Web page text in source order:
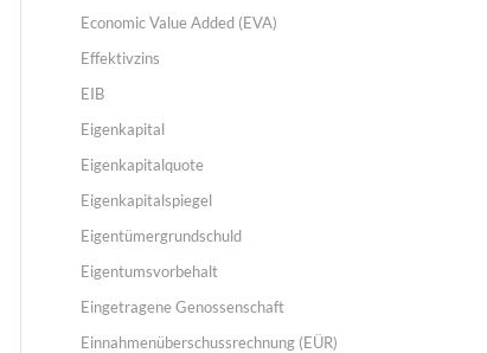
Economic Value Added (EVA)
Effektivzins
EIB
Eigenkapital
Eigenkapitalquote
Eigenkapitalspiegel
Eigentümergrundschuld
Eigentumsvorbehalt
Eingetragene Genossenschaft
Einnahmenüberschussrechnung (EÜR)